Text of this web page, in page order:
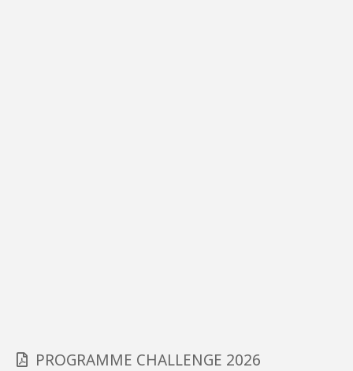
PROGRAMME CHALLENGE 2026